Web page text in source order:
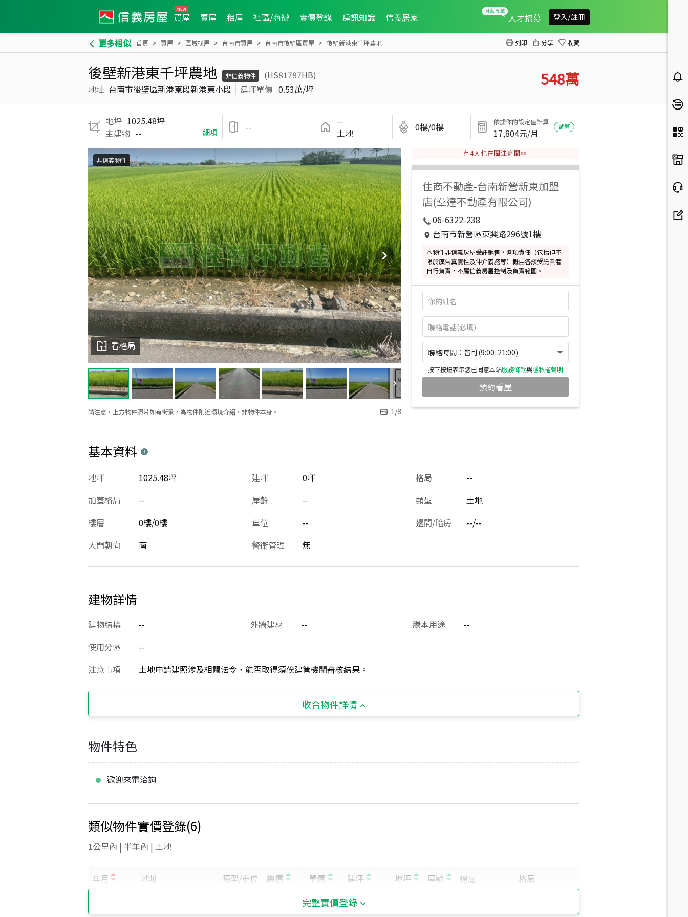
買屋 賣屋 租屋 社區/商辦 實價登錄 房訊知識 信義居家 人才招募 登入/註冊
更多相似 首頁 買屋 區域找屋 台南市買屋 台南市後壁區買屋 後壁新港東千坪農地 列印 分享 收藏
後壁新港東千坪農地 非信義物件
(HS81787HB)
地址 台南市後壁區新港東段新港東小段 建坪單價 0.53萬/坪 548萬
地坪 1025.48坪
主建物 -- 細項 --
--
土地
0樓/0樓 依據你的設定值計算
17,804元/月
試算
請注意，上方物件照片如有街景，為物件附近環境介紹，非物件本身。 1/8
看格局
非信義物件
有4人也在關注這間👀
住商不動產-台南新營新東加盟
店(羣達不動產有限公司)
06-6322-238
台南市新營區東興路296號1樓
本物件非信義房屋受託銷售，各項責任（包括但不
限於廣告真實性及仲介義務等）概由各該受託業者
自行負責，不屬信義房屋控制及負責範圍。
聯絡時間：皆可(9:00-21:00)
按下按鈕表示您已同意本站服務條款與隱私權聲明
預約看屋
基本資料
建坪 0坪
地坪 1025.48坪 格局
--
加蓋格局
-- 屋齡 -- 類型
土地
樓層
0樓/0樓 車位 -- 邊間/暗房
--/--
大門朝向
南 警衛管理 無
建物詳情
建物結構 -- 外牆建材 -- 謄本用途
--
使用分區
--
注意事項
土地申請建照涉及相關法令，能否取得須俟建管機關審核結果。
收合物件詳情
物件特色
歡迎來電洽詢
類似物件實價登錄(6)
1公里內 | 半年內 | 土地
完整實價登錄